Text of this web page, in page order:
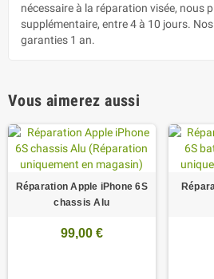
nécessaire à la réparation visée, nous
supplémentaire, entre 4 à 10 jours.
garanties 1 an.
Vous aimerez aussi
Réparation Apple iPhone 6S
chassis Alu
99,00 €